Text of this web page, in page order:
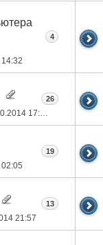
14:32
4
17:44
26
02:05
19
21:57
13